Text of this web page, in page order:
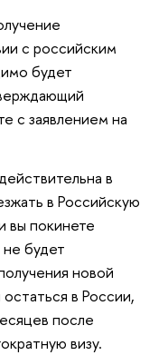
с российским
будет
с заявлением на
в
в Российскую
вы покинете
будет
новой
в России,
после
визу.